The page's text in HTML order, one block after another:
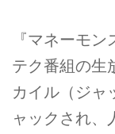
『マネーモ
テク番組の生
カイル（ジャ
ャックされ、